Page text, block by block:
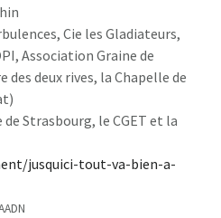
Cie les Gladiateurs,
Association Graine de
des deux rives, la Chapelle de
Strasbourg, le CGET et la
jusquici-tout-va-bien-a-